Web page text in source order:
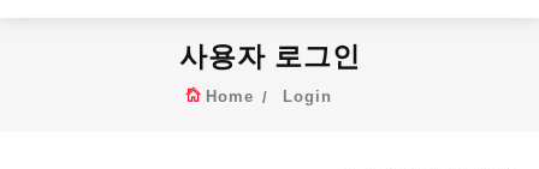
사용자 로그인
Home Login